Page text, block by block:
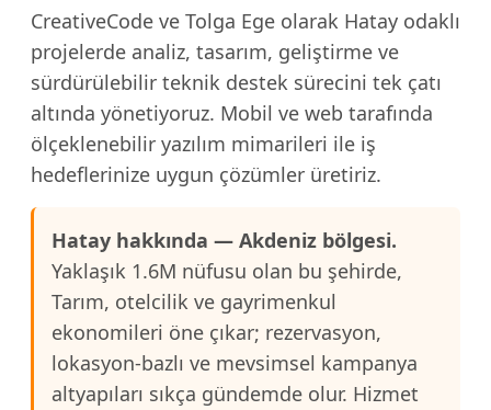
CreativeCode ve Tolga Ege olarak Hatay odaklı
projelerde analiz, tasarım, geliştirme ve
sürdürülebilir teknik destek sürecini tek çatı
altında yönetiyoruz. Mobil ve web tarafında
ölçeklenebilir yazılım mimarileri ile iş
hedeflerinize uygun çözümler üretiriz.
Hatay hakkında — Akdeniz bölgesi.
Yaklaşık 1.6M nüfusu olan bu şehirde,
Tarım, otelcilik ve gayrimenkul
ekonomileri öne çıkar; rezervasyon,
lokasyon-bazlı ve mevsimsel kampanya
altyapıları sıkça gündemde olur. Hizmet